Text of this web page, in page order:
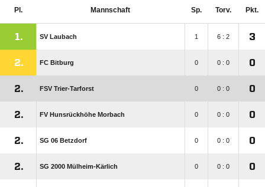
Pl. Mannschaft Sp. Torv. Pkt.
1. SV Laubach 1 6 : 2 3
2. FC Bitburg 0 0 : 0 0
2. FSV Trier-Tarforst 0 0 : 0 0
2. FV Hunsrückhöhe Morbach 0 0 : 0 0
2. SG 06 Betzdorf 0 0 : 0 0
2. SG 2000 Mülheim-Kärlich 0 0 : 0 0